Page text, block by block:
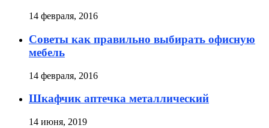
14 февраля, 2016
Советы как правильно выбирать офисную
мебель
14 февраля, 2016
Шкафчик аптечка металлический
14 июня, 2019